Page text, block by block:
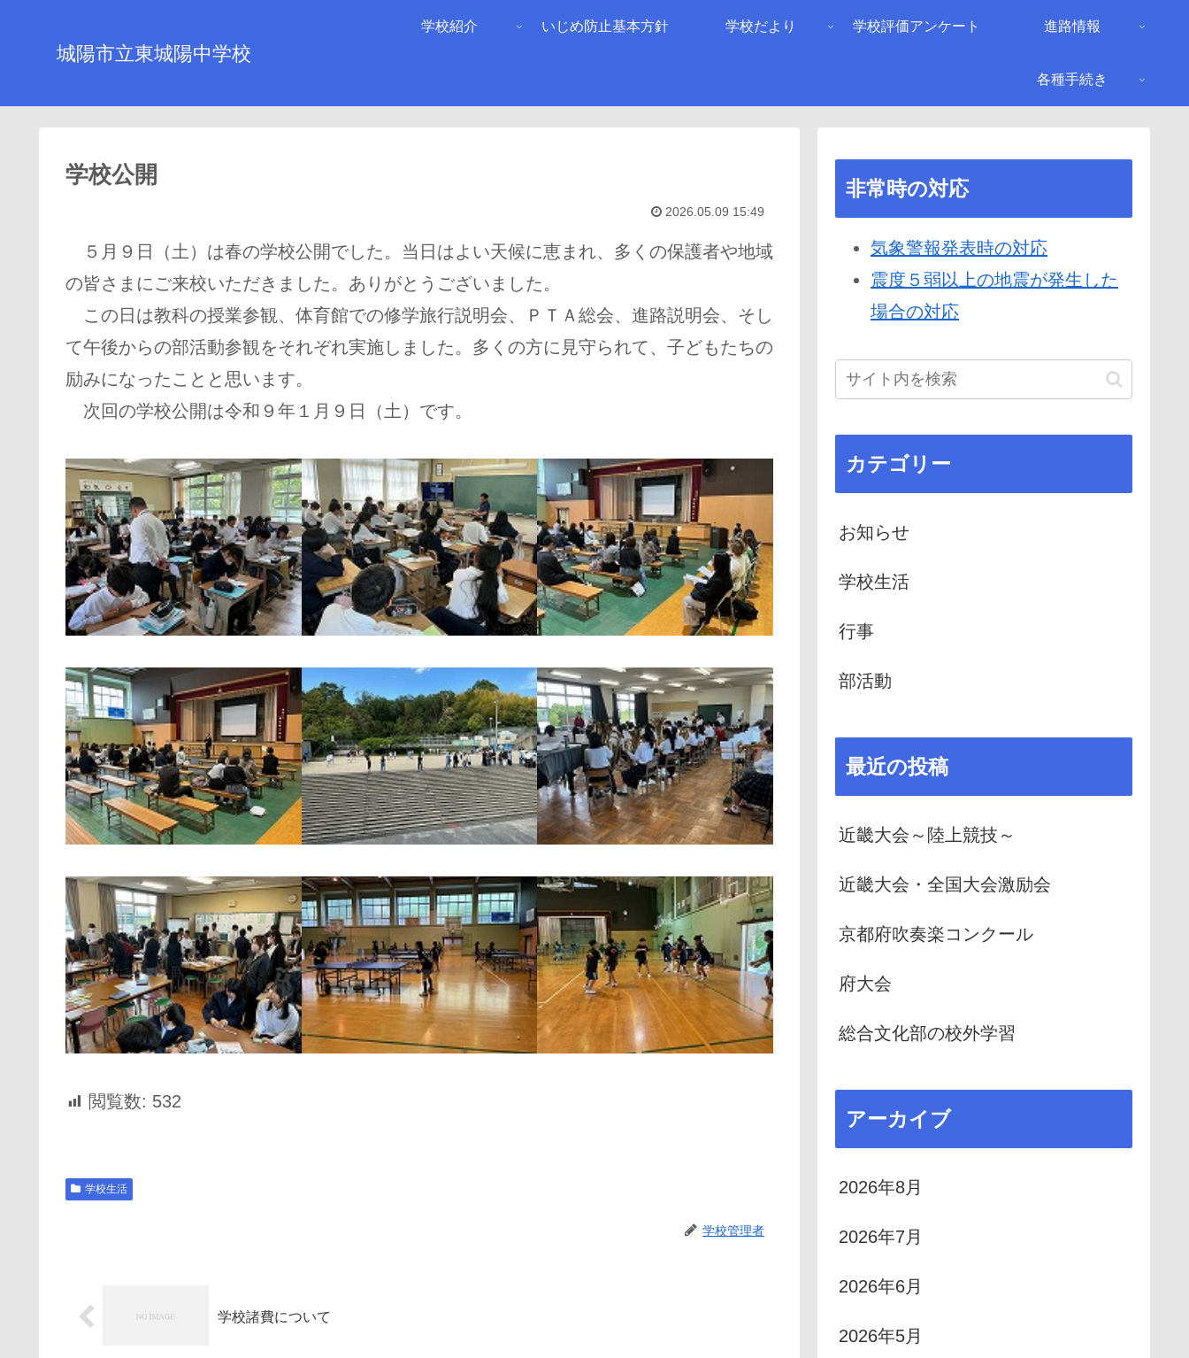
城陽市立東城陽中学校
学校紹介 いじめ防止基本方針 学校だより 学校評価アンケート 進路情報
各種手続き
学校公開
2026.05.09 15:49
５月９日（土）は春の学校公開でした。当日はよい天候に恵まれ、多くの保護者や地域
の皆さまにご来校いただきました。ありがとうございました。
この日は教科の授業参観、体育館での修学旅行説明会、ＰＴＡ総会、進路説明会、そし
て午後からの部活動参観をそれぞれ実施しました。多くの方に見守られて、子どもたちの
励みになったことと思います。
次回の学校公開は令和９年１月９日（土）です。
閲覧数: 532
学校生活
学校管理者
学校諸費について
非常時の対応
気象警報発表時の対応
震度５弱以上の地震が発生した
場合の対応
カテゴリー
お知らせ
学校生活
行事
部活動
最近の投稿
近畿大会～陸上競技～
近畿大会・全国大会激励会
京都府吹奏楽コンクール
府大会
総合文化部の校外学習
アーカイブ
2026年8月
2026年7月
2026年6月
2026年5月